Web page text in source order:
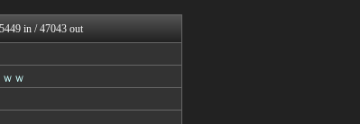
の華-家庭・生活まとめ
ん！
あじあ(･∀･)
まとめ速報うまろぐ
in / 47043 out
ｗ